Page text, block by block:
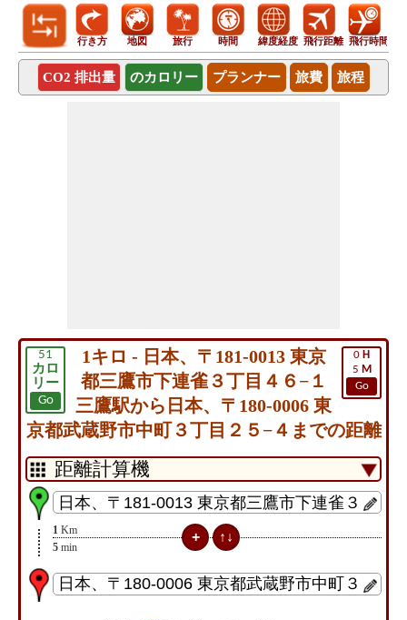
行き方 地図 旅行 時間 緯度経度 飛行距離 飛行時間
CO2 排出量 のカロリー プランナー 旅費 旅程
51
カロ
リー
Go
0 H
5 M
Go
1キロ - 日本、〒181-0013 東京
都三鷹市下連雀３丁目４６−１
三鷹駅から日本、〒180-0006 東
京都武蔵野市中町３丁目２５−４までの距離
1 Km
5 min